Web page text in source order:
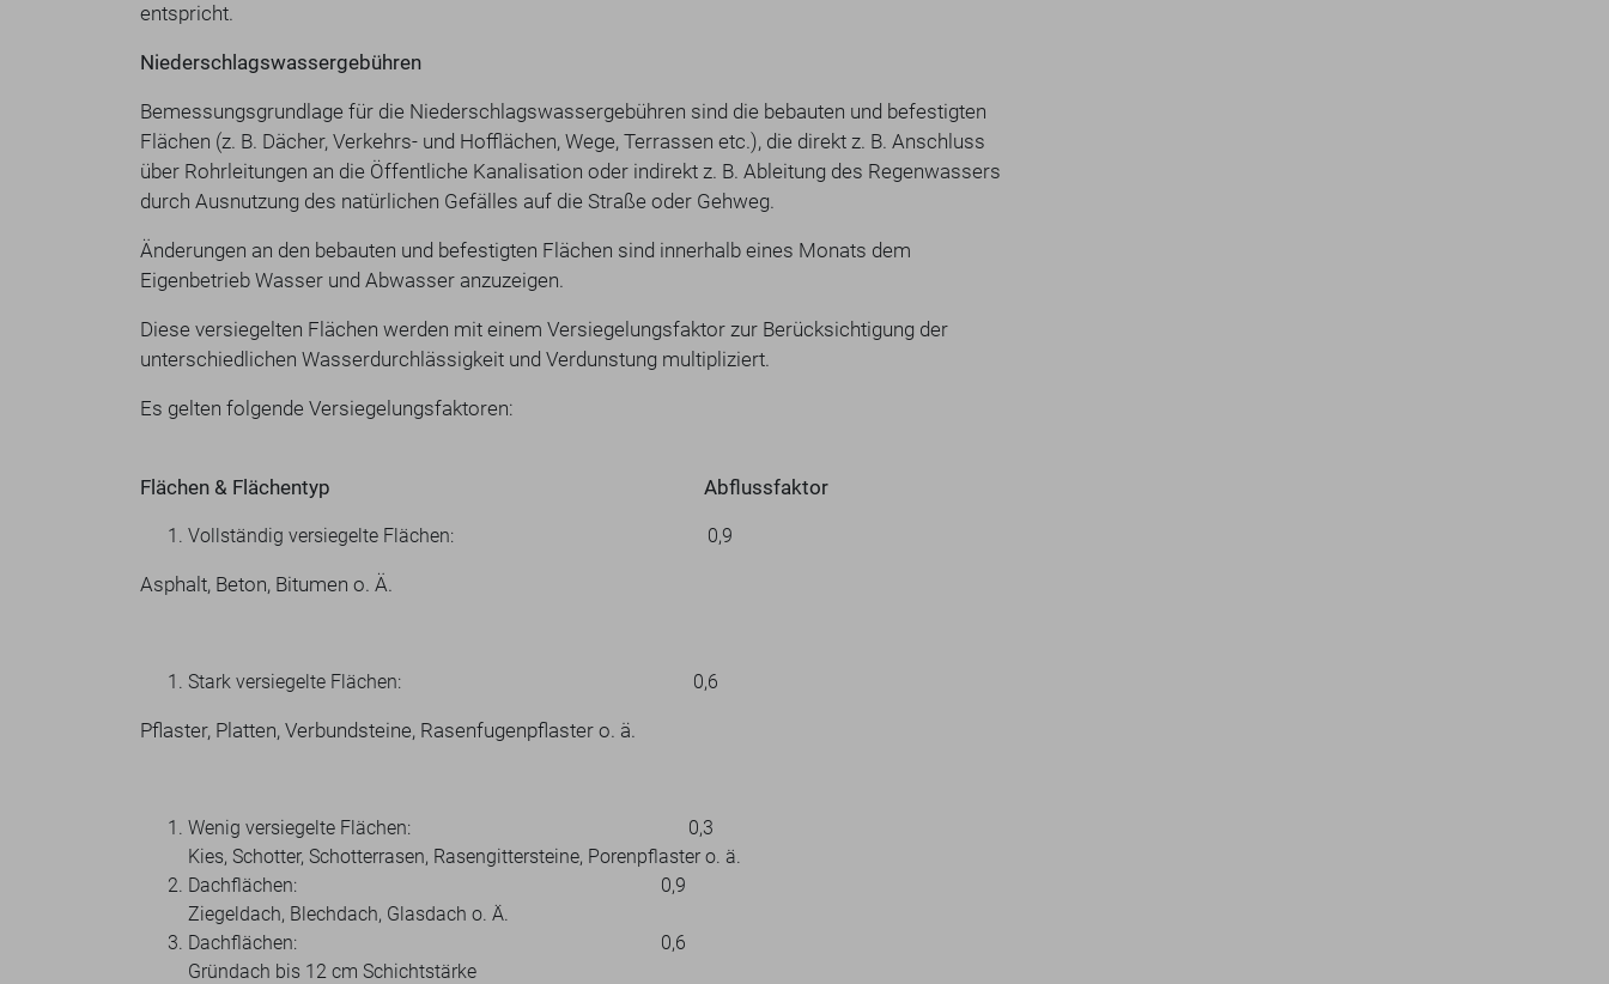
entspricht.
Niederschlagswassergebühren
Bemessungsgrundlage für die Niederschlagswassergebühren sind die bebauten und befestigten
Flächen (z. B. Dächer, Verkehrs- und Hofflächen, Wege, Terrassen etc.), die direkt z. B. Anschluss
über Rohrleitungen an die Öffentliche Kanalisation oder indirekt z. B. Ableitung des Regenwassers
durch Ausnutzung des natürlichen Gefälles auf die Straße oder Gehweg.
Änderungen an den bebauten und befestigten Flächen sind innerhalb eines Monats dem
Eigenbetrieb Wasser und Abwasser anzuzeigen.
Diese versiegelten Flächen werden mit einem Versiegelungsfaktor zur Berücksichtigung der
unterschiedlichen Wasserdurchlässigkeit und Verdunstung multipliziert.
Es gelten folgende Versiegelungsfaktoren:
Flächen & Flächentyp Abflussfaktor
Vollständig versiegelte Flächen: 0,9
Asphalt, Beton, Bitumen o. Ä.
Stark versiegelte Flächen: 0,6
Pflaster, Platten, Verbundsteine, Rasenfugenpflaster o. ä.
Wenig versiegelte Flächen: 0,3
Kies, Schotter, Schotterrasen, Rasengittersteine, Porenpflaster o. ä.
Dachflächen: 0,9
Ziegeldach, Blechdach, Glasdach o. Ä.
Dachflächen: 0,6
Gründach bis 12 cm Schichtstärke